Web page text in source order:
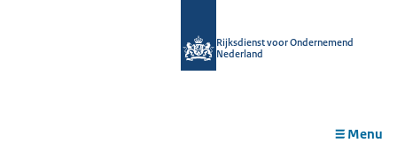
Rijksdienst voor Ondernemend
Nederland
Menu